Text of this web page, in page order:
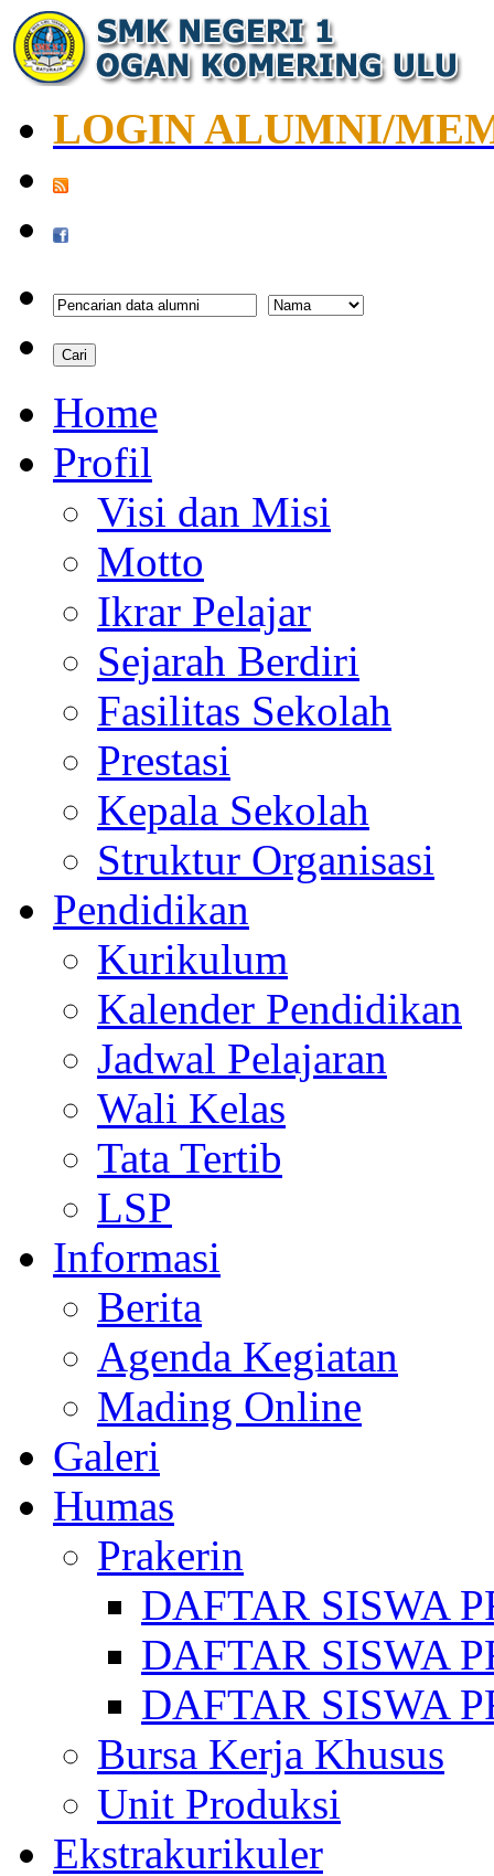
LOGIN ALUMNI/
Home
Profil
Visi dan Misi
Motto
Ikrar Pelajar
Sejarah Berdiri
Fasilitas Sekolah
Prestasi
Kepala Sekolah
Struktur Organisasi
Pendidikan
Kurikulum
Kalender Pendidikan
Jadwal Pelajaran
Wali Kelas
Tata Tertib
LSP
Informasi
Berita
Agenda Kegiatan
Mading Online
Galeri
Humas
Prakerin
DAFTAR SISWA
DAFTAR SISWA
DAFTAR SISWA
Bursa Kerja Khusus
Unit Produksi
Ekstrakurikuler